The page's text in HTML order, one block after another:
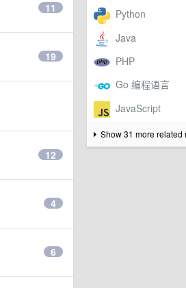
Show 31 more related
11
19
12
4
6